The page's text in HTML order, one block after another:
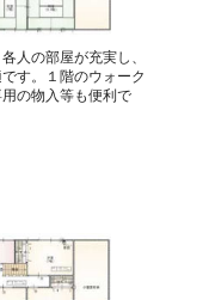
人の部屋が充実し、
す。１階のウォーク
の物入等も便利で